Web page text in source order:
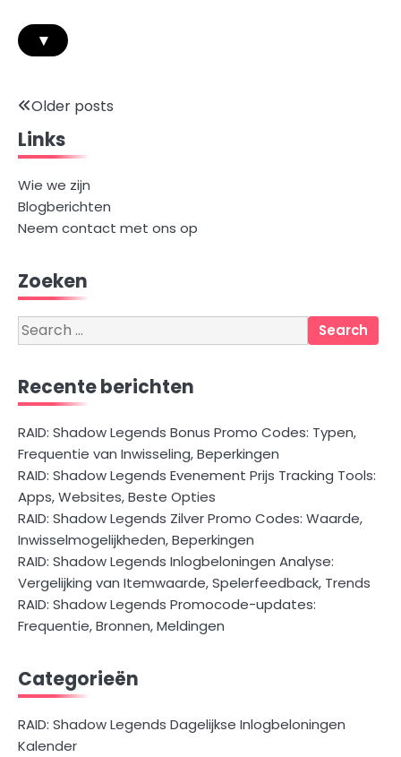
▾
Posts
navigation
Older posts
Links
Wie we zijn
Blogberichten
Neem contact met ons op
Zoeken
Search
for:
Recente berichten
RAID: Shadow Legends Bonus Promo Codes: Typen,
Frequentie van Inwisseling, Beperkingen
RAID: Shadow Legends Evenement Prijs Tracking Tools:
Apps, Websites, Beste Opties
RAID: Shadow Legends Zilver Promo Codes: Waarde,
Inwisselmogelijkheden, Beperkingen
RAID: Shadow Legends Inlogbeloningen Analyse:
Vergelijking van Itemwaarde, Spelerfeedback, Trends
RAID: Shadow Legends Promocode-updates:
Frequentie, Bronnen, Meldingen
Categorieën
RAID: Shadow Legends Dagelijkse Inlogbeloningen
Kalender